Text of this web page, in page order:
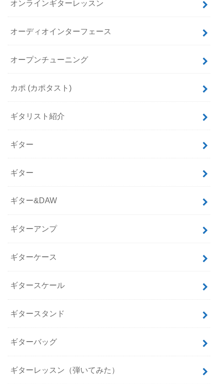
オンラインギターレッスン
オーディオインターフェース
オープンチューニング
カポ (カポタスト)
ギタリスト紹介
ギター
ギター
ギター&DAW
ギターアンプ
ギターケース
ギタースケール
ギタースタンド
ギターバッグ
ギターレッスン（弾いてみた）